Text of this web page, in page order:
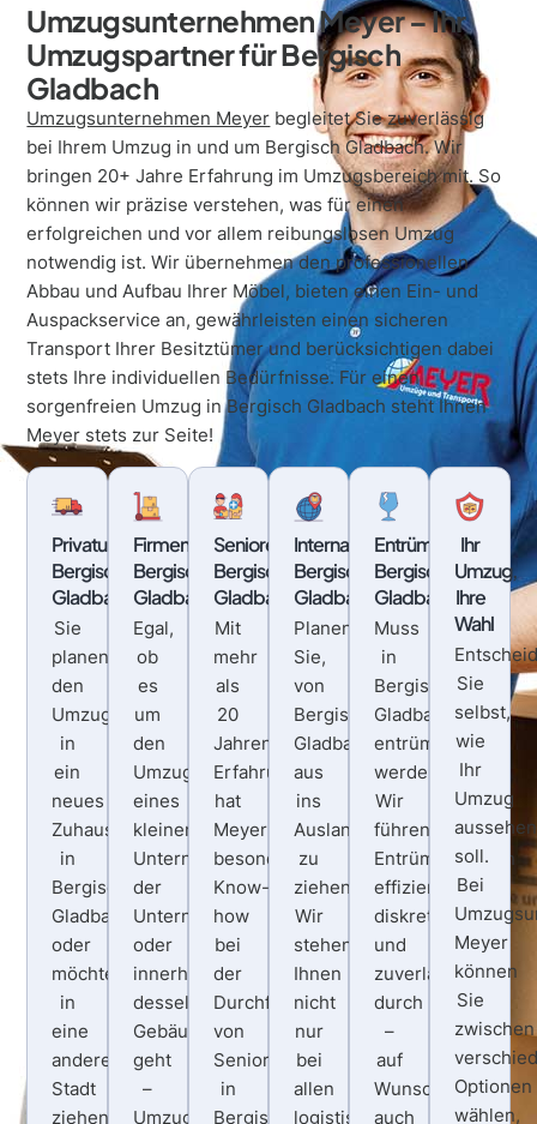
Umzugsunternehmen Meyer – Ihr
Umzugspartner für Bergisch
Gladbach
Umzugsunternehmen Meyer begleitet Sie zuverlässig
bei Ihrem Umzug in und um Bergisch Gladbach. Wir
bringen 20+ Jahre Erfahrung im Umzugsbereich mit. So
können wir präzise verstehen, was für einen
erfolgreichen und vor allem reibungslosen Umzug
notwendig ist. Wir übernehmen den professionellen
Abbau und Aufbau Ihrer Möbel, bieten einen Ein- und
Auspackservice an, gewährleisten einen sicheren
Transport Ihrer Besitztümer und berücksichtigen dabei
stets Ihre individuellen Bedürfnisse. Für einen
sorgenfreien Umzug in Bergisch Gladbach steht Ihnen
Meyer stets zur Seite!
Privatumzug
Bergisch
Gladbach
Sie
planen
den
Umzug
in
ein
neues
Zuhause
in
Bergisch
Gladbach
oder
möchten
in
eine
andere
Stadt
ziehen?
Firmenümzug
Bergisch
Gladbach
Egal,
ob
es
um
den
Umzug
eines
kleinen
Unternehmens,
der
Unternehmenszentrale
oder
innerhalb
desselben
Gebäudes
geht
–
Umzugsunternehmen
Seniorenumzug
Bergisch
Gladbach
Mit
mehr
als
20
Jahren
Erfahrung
hat
Meyer
besonderes
Know-
how
bei
der
Durchführung
von
Seniorenumzügen
in
Bergisch
Internationale
Bergisch
Gladbach
Planen
Sie,
von
Bergisch
Gladbach
aus
ins
Ausland
zu
ziehen?
Wir
stehen
Ihnen
nicht
nur
bei
allen
logistischen
Entrümpelung
Bergisch
Gladbach
Muss
in
Bergisch
Gladbach
entrümpelt
werden?
Wir
führen
Entrümpelungen
effizient,
diskret
und
zuverlässig
durch
–
auf
Wunsch
auch
Ihr
Umzug,
Ihre
Wahl
Sie
selbst,
wie
Ihr
Umzug
aussehen
soll.
Bei
Meyer
können
Sie
zwischen
Optionen
wählen,